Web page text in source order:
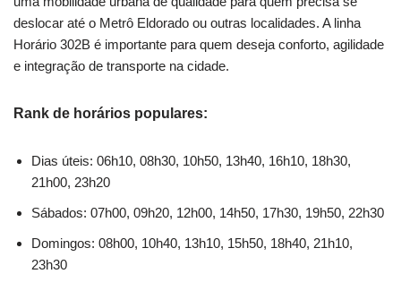
deslocar até o Metrô Eldorado ou outras localidades. A linha
Horário 302B é importante para quem deseja conforto, agilidade
e integração de transporte na cidade.
Rank de horários populares:
Dias úteis: 06h10, 08h30, 10h50, 13h40, 16h10, 18h30,
21h00, 23h20
Sábados: 07h00, 09h20, 12h00, 14h50, 17h30, 19h50, 22h30
Domingos: 08h00, 10h40, 13h10, 15h50, 18h40, 21h10,
23h30